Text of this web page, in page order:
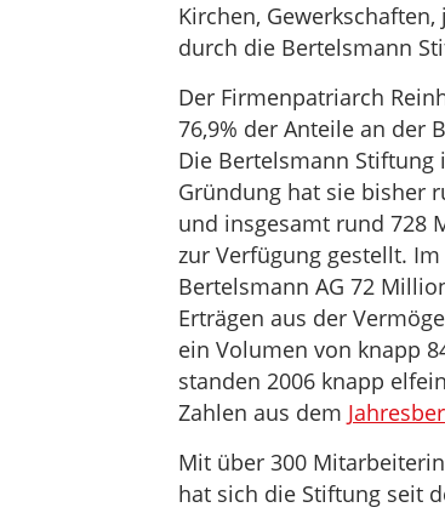
Kirchen,
durch die Bertelsmann
Der Firmenpatriarch
76,9% der Anteile an der
Die Bertelsmann
Gründung hat sie bisher
und insgesamt rund 728
zur Verfügung gestellt.
Bertelsmann AG 72
Erträgen aus der
ein Volumen von knapp
standen 2006 knapp
Zahlen aus dem
Mit über 300
hat sich die Stiftung seit